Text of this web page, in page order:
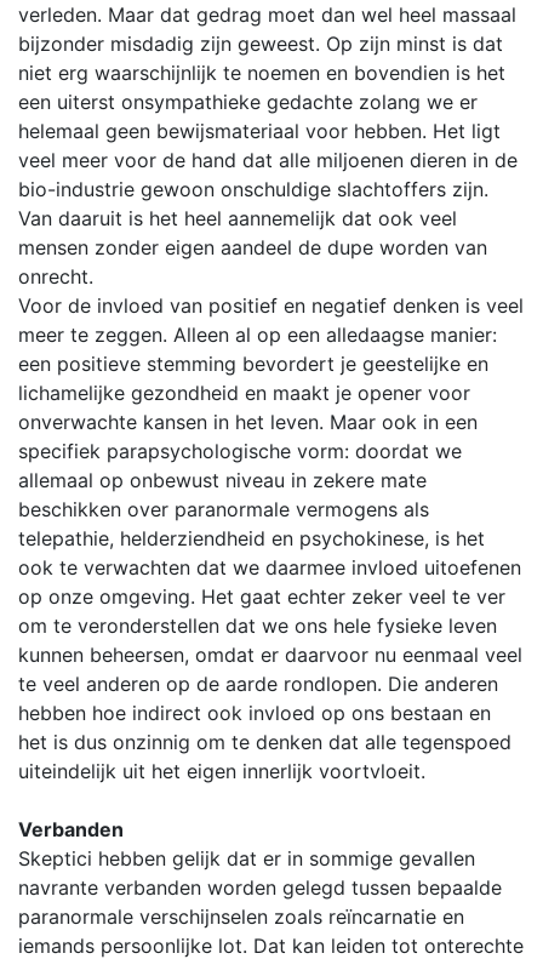
verleden. Maar dat gedrag moet dan wel heel massaal
bijzonder misdadig zijn geweest. Op zijn minst is dat
niet erg waarschijnlijk te noemen en bovendien is het
een uiterst onsympathieke gedachte zolang we er
helemaal geen bewijsmateriaal voor hebben. Het ligt
veel meer voor de hand dat alle miljoenen dieren in de
bio-industrie gewoon onschuldige slachtoffers zijn.
Van daaruit is het heel aannemelijk dat ook veel
mensen zonder eigen aandeel de dupe worden van
onrecht.
Voor de invloed van positief en negatief denken is veel
meer te zeggen. Alleen al op een alledaagse manier:
een positieve stemming bevordert je geestelijke en
lichamelijke gezondheid en maakt je opener voor
onverwachte kansen in het leven. Maar ook in een
specifiek parapsychologische vorm: doordat we
allemaal op onbewust niveau in zekere mate
beschikken over paranormale vermogens als
telepathie, helderziendheid en psychokinese, is het
ook te verwachten dat we daarmee invloed uitoefenen
op onze omgeving. Het gaat echter zeker veel te ver
om te veronderstellen dat we ons hele fysieke leven
kunnen beheersen, omdat er daarvoor nu eenmaal veel
te veel anderen op de aarde rondlopen. Die anderen
hebben hoe indirect ook invloed op ons bestaan en
het is dus onzinnig om te denken dat alle tegenspoed
uiteindelijk uit het eigen innerlijk voortvloeit.
Verbanden
Skeptici hebben gelijk dat er in sommige gevallen
navrante verbanden worden gelegd tussen bepaalde
paranormale verschijnselen zoals reïncarnatie en
iemands persoonlijke lot. Dat kan leiden tot onterechte